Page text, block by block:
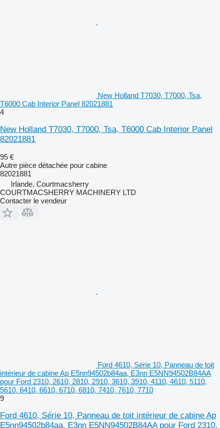
New Holland T7030, T7000, Tsa,
T6000 Cab Interior Panel 82021881
4
New Holland T7030, T7000, Tsa, T6000 Cab Interior Panel
82021881
95 €
Autre pièce détachée pour cabine
82021881
Irlande, Courtmacsherry
COURTMACSHERRY MACHINERY LTD
Contacter le vendeur
Ford 4610, Série 10, Panneau de toit
intérieur de cabine Ap E5nn94502b84aa, E3nn E5NN94502B84AA
pour Ford 2310, 2610, 2810, 2910, 3610, 3910, 4110, 4610, 5110,
5610, 6410, 6610, 6710, 6810, 7410, 7610, 7710
9
Ford 4610, Série 10, Panneau de toit intérieur de cabine Ap
E5nn94502b84aa, E3nn E5NN94502B84AA pour Ford 2310,